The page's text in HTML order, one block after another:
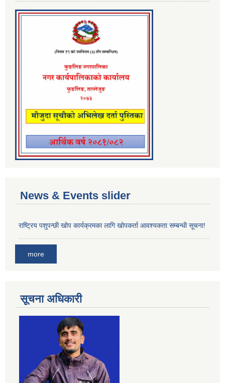
News & Events slider
राष्ट्रिय पशुपन्छी खोप कार्यक्रमका लागि खोपकर्ता आवश्यकता सम्बन्धी सूचना!
more
सूचना अधिकारी